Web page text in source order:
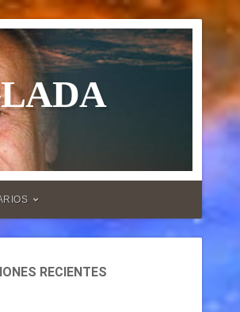
RECIENTES